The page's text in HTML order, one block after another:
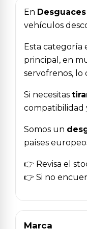
En
vehículos
Esta categoría
principal, en
servofrenos, lo
Si necesitas
compatibilidad
Somos un
países
👉 Revisa el
👉 Si no
Marca